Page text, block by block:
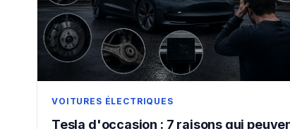
VOITURES ÉLECTRIQUES
Tesla d'occasion : 7 raisons qui